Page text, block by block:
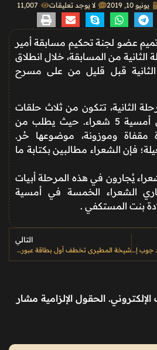
يونيو 10, 2019 لا يوجد تعليقات 11٬007
عضو لجنة تحكيم مسابقة أمير
الثانية من المسابقة، خلال انطلاق
الثانية قبل قليل من على مسرح
الثانية، تتكون من ثلاث حلقات
يتنافس خلالها في كل أمسية 5 شعراء. حيث يطلب من
مقفاة وموزونة، موضوعها حُر.
فإن الشعراء مطالبين بكتابة ما
يُجارون في هذه المرحلة أبيات
الشعراء الخمسة في أمسية
بنت المستكفي .
الجمهور يؤهل دينا الشيخ ومحمد جوب إلى المرحلة الثانية من “أمير
التالي
شيخة المطيري تخطف أول بطاقة عبور للمرحلة الثالثة من”أمير الشعراء
الحقول الإلزامية مشار